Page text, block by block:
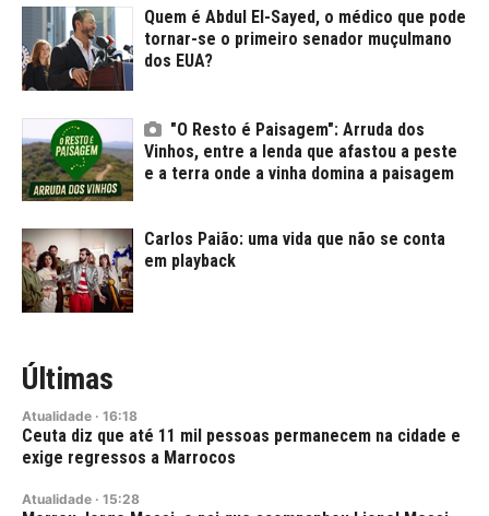
Quem é Abdul El-Sayed, o médico que pode
tornar-se o primeiro senador muçulmano
dos EUA?
"O Resto é Paisagem": Arruda dos
Vinhos, entre a lenda que afastou a peste
e a terra onde a vinha domina a paisagem
Carlos Paião: uma vida que não se conta
em playback
Últimas
Atualidade · 16:18
Ceuta diz que até 11 mil pessoas permanecem na cidade e
exige regressos a Marrocos
Atualidade · 15:28